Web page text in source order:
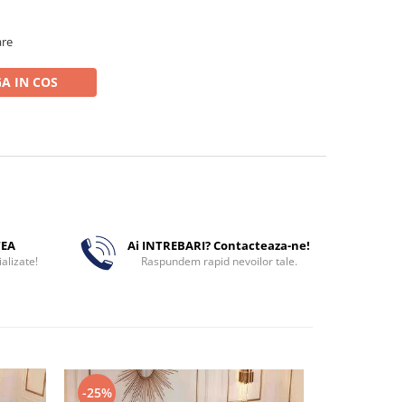
IN COS
Ai INTREBARI? Contacteaza-ne!
Raspundem rapid nevoilor tale.
-25%